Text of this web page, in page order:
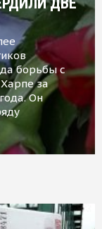
борьбы с
за
Он